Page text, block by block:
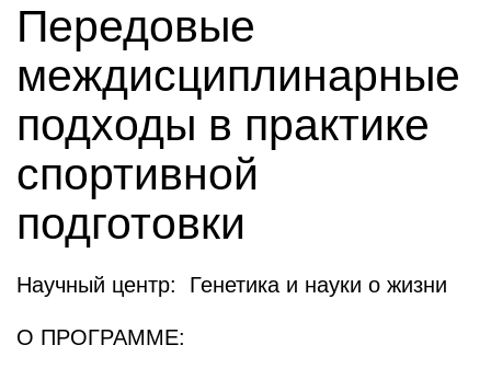
Передовые
междисциплинарные
подходы в практике
спортивной
подготовки
Научный центр: Генетика и науки о жизни
О ПРОГРАММЕ: